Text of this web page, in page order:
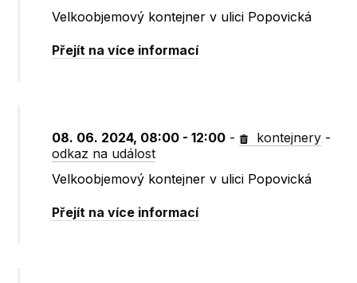
Velkoobjemový kontejner v ulici Popovická
Přejít na více informací
08. 06. 2024, 08:00 - 12:00 - kontejnery -
odkaz na událost
Velkoobjemový kontejner v ulici Popovická
Přejít na více informací